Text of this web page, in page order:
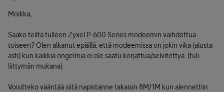
Moikka,
Saako teiltä tulleen Zyxel P-600 Series modeemin vaihdettua
toiseen? Olen alkanut epäillä, että modeemissa on jokin vika (alusta
asti) kun kaikkia ongelmia ei ole saatu korjattua/selvitettyä. (tuli
liittymän mukana)
Voisitteko vääntää siitä napistanne takaisin 8M/1M kun alennettiin